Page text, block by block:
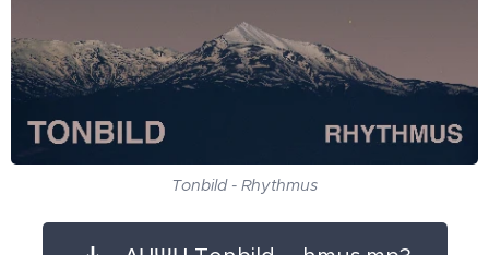
Tonbild - Rhythmus